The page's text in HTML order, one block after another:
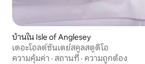
บ้านใน Isle of Anglesey
เดอะโอลด์ซันเดย์สคูลสตูดิโอ
ความคุ้มค่า · สถานที่ · ความถูกต้อง